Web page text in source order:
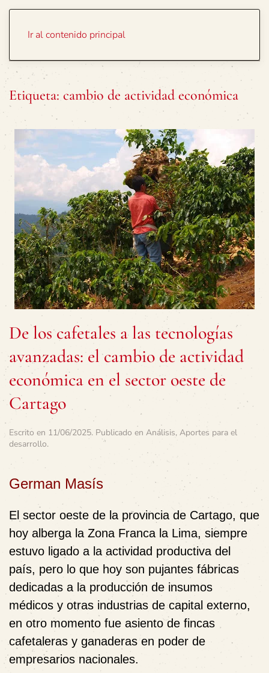
Ir al contenido principal
Etiqueta: cambio de actividad económica
De los cafetales a las tecnologías
avanzadas: el cambio de actividad
económica en el sector oeste de
Cartago
Escrito en 11/06/2025. Publicado en Análisis, Aportes para el
desarrollo.
German Masís
El sector oeste de la provincia de Cartago, que
hoy alberga la Zona Franca la Lima, siempre
estuvo ligado a la actividad productiva del
país, pero lo que hoy son pujantes fábricas
dedicadas a la producción de insumos
médicos y otras industrias de capital externo,
en otro momento fue asiento de fincas
cafetaleras y ganaderas en poder de
empresarios nacionales.